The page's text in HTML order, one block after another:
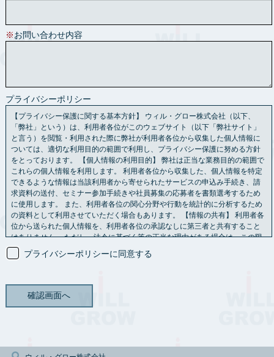
※お問い合わせ内容
プライバシーポリシー
【プライバシー保護に関する基本方針】
ウィル・グロー株式会社（以下、
「弊社」という）は、利用者各位がこのウェブサイト（以下「弊社サイト」
と言う）を閲覧・利用された際に弊社が利用者各位から収集した個人情報に
ついては、適切な利用目的の範囲で利用し、プライバシー保護に努める方針
をとっております。
【個人情報の利用目的】
弊社は正当な業務目的の範囲で
これらの個人情報を利用します。 利用者各位から収集した、個人情報を特定
できるような情報は当該利用者から寄せられたサービスの申込み手続き、請
求資料の送付、セミナー参加手続きや社員募集の応募者を書類選考するため
に使用します。 また、利用者各位の関心分野や行動を統計的に分析するため
の資料として利用させていただく場合もあります。
【情報の共有】
利用者各
位から送られた個人情報を、利用者各位の承認なしに第三者と共有すること
はありません。 ただし、法令に基づく等の正当な理由がある場合は、この限
りではありません。
【情報の保存期間】
は、利用目的に必要な範囲内で保存期間を定めることを原則とし、一定の保
本人の同意があるときまたは当該個人情報を消去しないことについて正当な
開示や共有が必要と認められる場合、情報の開示をすることがあります。 ま
プライバシーポリシーに同意する